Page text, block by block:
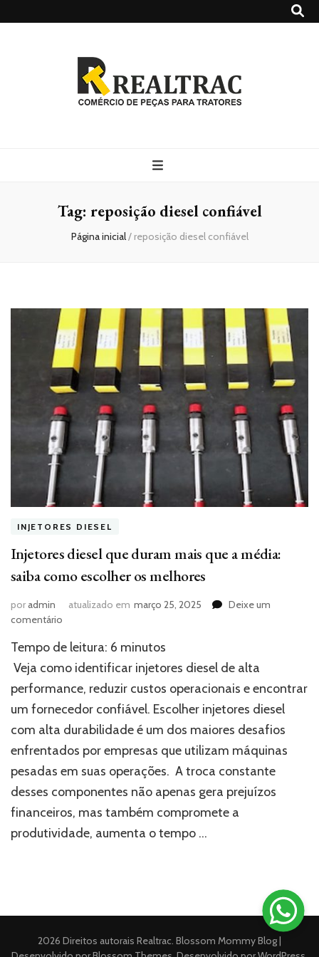
Tag: reposição diesel confiável
Página inicial/ reposição diesel confiável
INJETORES DIESEL
Injetores diesel que duram mais que a média:
saiba como escolher os melhores
poradmin atualizado em março 25, 2025
Deixe um
comentário
diesel
que
mais
que
média:
saiba
como
os
melhores
Tempo de leitura: 6 minutos
Veja como identificar injetores diesel de alta
performance, reduzir custos operacionais e encontrar
um fornecedor confiável. Escolher injetores diesel
com alta durabilidade é um dos maiores desafios
enfrentados por empresas que utilizam máquinas
pesadas em suas operações. A troca constante
desses componentes não apenas gera prejuízos
financeiros, mas também compromete a
produtividade, aumenta o tempo …
2026 Direitos autorais Realtrac. Blossom Mommy Blog |